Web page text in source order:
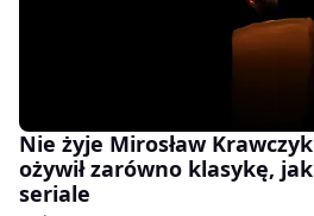
Nie żyje Mirosław
ożywił zarówno klasykę,
seriale